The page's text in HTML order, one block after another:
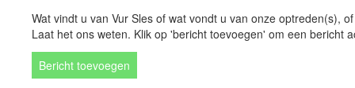
Wat vindt u van Vur Sles of wat vondt u van onze optreden(s),
Laat het ons weten. Klik op 'bericht toevoegen' om een bericht
Bericht toevoegen